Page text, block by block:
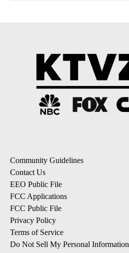
Community Guidelines
Contact Us
EEO Public File
FCC Applications
FCC Public File
Privacy Policy
Terms of Service
Do Not Sell My Personal Information